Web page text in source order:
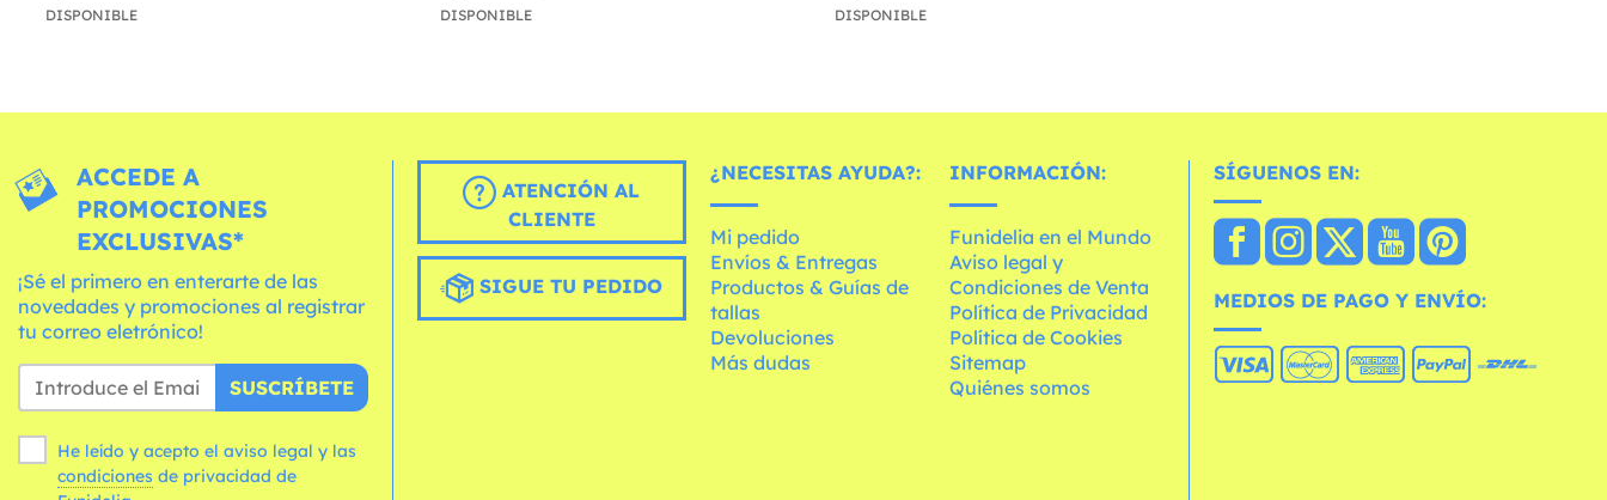
DISPONIBLE DISPONIBLE DISPONIBLE
ACCEDE A
PROMOCIONES
EXCLUSIVAS*
¡Sé el primero en enterarte de las
novedades y promociones al registrar
tu correo eletrónico!
SUSCRÍBETE
He leído y acepto el aviso legal y las
condiciones
ATENCIÓN AL
CLIENTE
SIGUE TU PEDIDO
¿NECESITAS AYUDA?:
Mi pedido
Envíos & Entregas
Productos & Guías de
tallas
Devoluciones
Más dudas
INFORMACIÓN:
Funidelia en el Mundo
Aviso legal y
Condiciones de Venta
Política de Privacidad
Política de Cookies
Sitemap
Quiénes somos
SÍGUENOS EN:
MEDIOS DE PAGO Y ENVÍO: